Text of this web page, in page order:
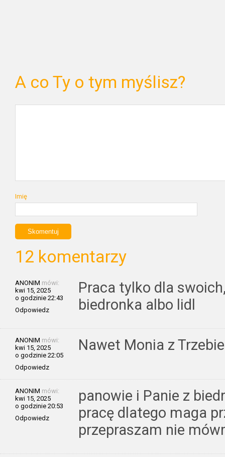
A co Ty o tym myślisz?
Imię
12 komentarzy
ANONIM mówi:
kwi 15, 2025
o godzinie 22:43
Odpowiedz
Praca tylko dla
biedronka albo lidl
ANONIM mówi:
kwi 15, 2025
o godzinie 22:05
Odpowiedz
Nawet Monia z
ANONIM mówi:
kwi 15, 2025
o godzinie 20:53
Odpowiedz
panowie i Panie z
pracę dlatego maga
przepraszam nie